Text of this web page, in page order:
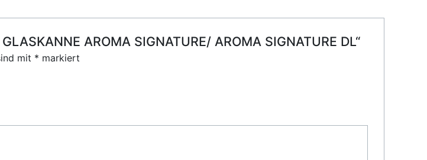
AROMA SIGNATURE/ AROMA SIGNATURE DL“
mit * markiert